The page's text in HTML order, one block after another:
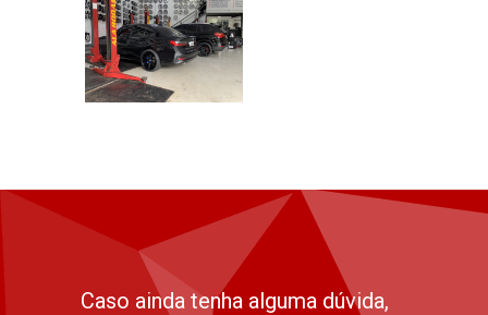
Caso ainda tenha alguma dúvida,